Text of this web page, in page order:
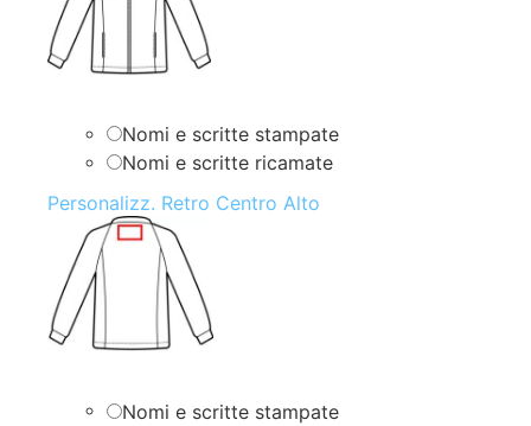
Nomi e scritte stampate
Nomi e scritte ricamate
Personalizz. Retro Centro Alto
Nomi e scritte stampate